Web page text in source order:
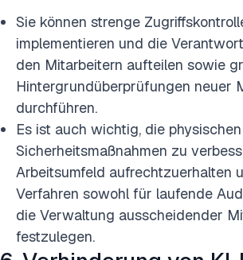
Sie können strenge
implementieren und die
den Mitarbeitern aufteilen sowie
Hintergrundüberprüfungen neuer
durchführen.
Es ist auch wichtig, die physischen
Sicherheitsmaßnahmen zu
Arbeitsumfeld aufrechtzuerhalten
Verfahren sowohl für laufende
die Verwaltung ausscheidender
festzulegen.